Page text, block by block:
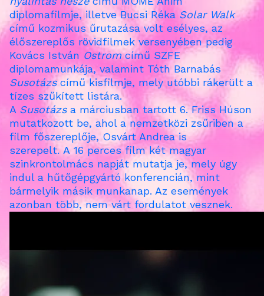
diplomafilmje, illetve Bucsi Réka Solar Walk
című kozmikus űrutazása volt esélyes, az
élőszereplős rövidfilmek versenyében pedig
Kovács István Ostromcímű SZFE
diplomamunkája, valamint Tóth Barnabás
Susotázscímű kisfilmje, mely utóbbi rákerült a
tízes szűkített listára.
A Susotázs a márciusban tartott 6. Friss Húson
mutatkozott be, ahol a nemzetközi zsűriben a
film főszereplője, Osvárt Andrea is
szerepelt. A 16 perces film két magyar
szinkrontolmács napját mutatja je, mely úgy
indul a hűtőgépgyártó konferencián, mint
bármelyik másik munkanap. Az események
azonban több, nem várt fordulatot vesznek.